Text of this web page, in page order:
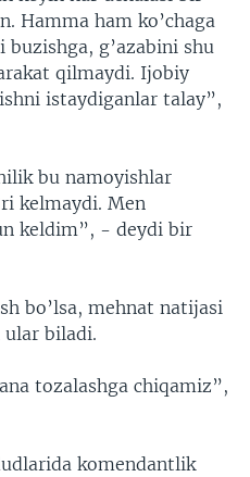
Hamma ham ko’chaga
g’azabini shu
qilmaydi. Ijobiy
istaydiganlar talay”,
bu namoyishlar
kelmaydi. Men
keldim”, - deydi bir
bo’lsa, mehnat natijasi
biladi.
tozalashga chiqamiz”,
komendantlik